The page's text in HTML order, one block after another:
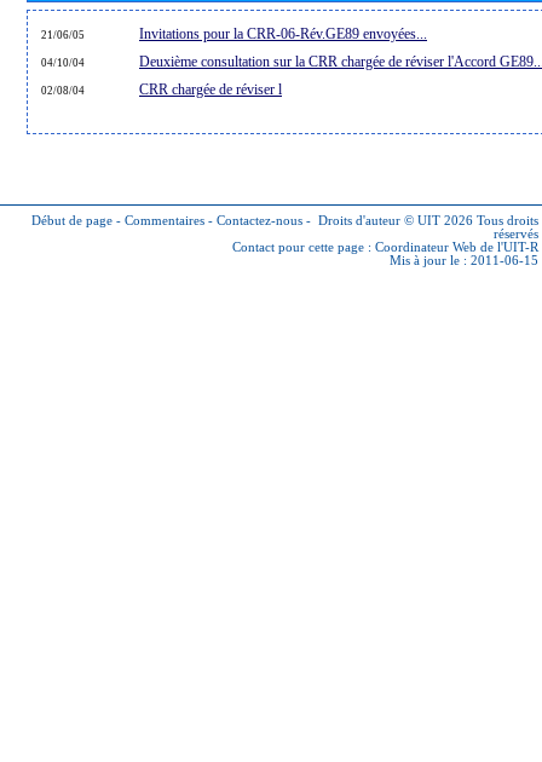
21/06/05 Invitations pour la CRR-06-Rév.GE89 envoyées...
04/10/04 Deuxième consultation sur la CRR chargée de réviser l'Accord
02/08/04 CRR chargée de réviser l
Début de page - Commentaires - Contactez-nous - Droits d'auteur © UIT 2026 Tous droits
réservés
Contact pour cette page : Coordinateur Web de l'UIT-R
Mis à jour le : 2011-06-15